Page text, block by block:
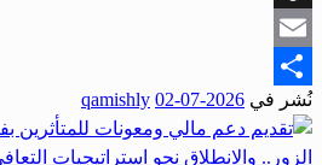
Snapchat
Email
Share
نُشر في 2026-07-02
qamishly